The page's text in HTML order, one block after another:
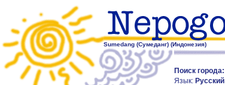
Sumedang (Сумеданг) (Индонезия)
Поиск города:
Язык: Русский